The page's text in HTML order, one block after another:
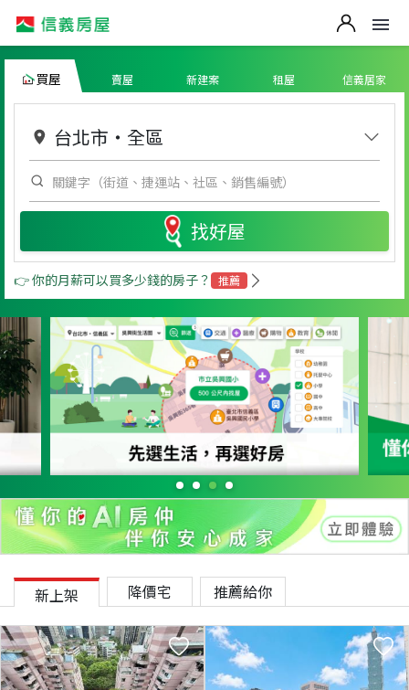
買屋 賣屋 新建案 租屋 信義居家
台北市 ・ 全區
找好屋
👉 你的月薪可以買多少錢的房子？ 推薦
新上架 降價宅 推薦給你